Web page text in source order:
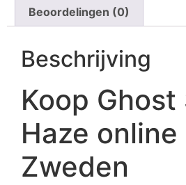
Beoordelingen (0)
Beschrijving
Koop Ghost
Haze online
Zweden